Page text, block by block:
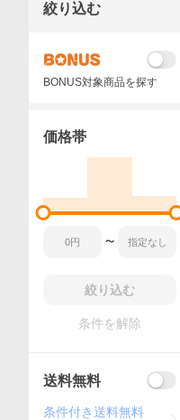
絞り込む
BONUS対象商品を探す
価格帯
〜
絞り込む
条件を解除
送料無料
条件付き送料無料